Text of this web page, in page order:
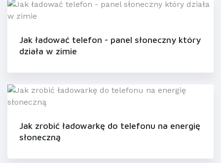
Jak ładować telefon - panel słoneczny który
działa w zimie
Jak zrobić ładowarkę do telefonu na energię
słoneczną